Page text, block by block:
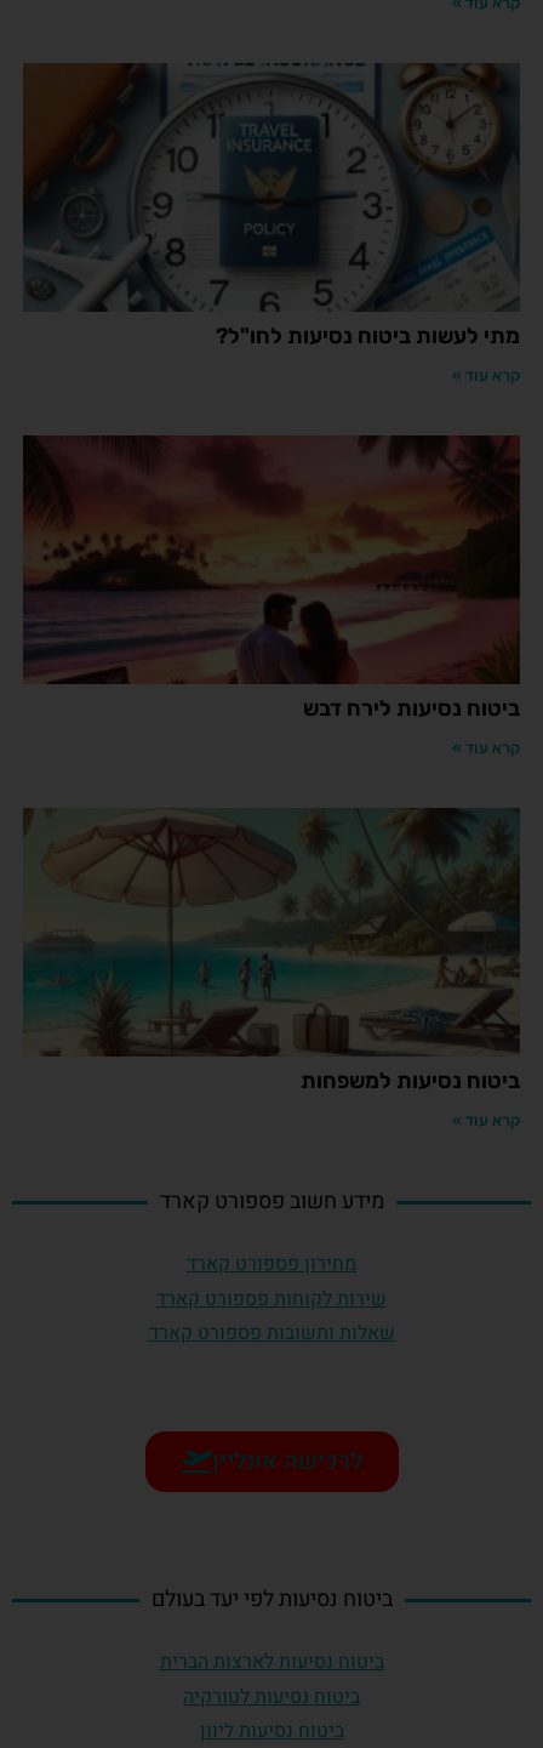
מתי לעשות ביטוח נסיעות לחו"ל?
קרא עוד »
ביטוח נסיעות לירח דבש
קרא עוד »
ביטוח נסיעות למשפחות
קרא עוד »
מידע חשוב פספורט קארד
מחירון פספורט קארד
שירות לקוחות פספורט קארד
שאלות ותשובות פספורט קארד
לרכישה אונליין
ביטוח נסיעות לפי יעד בעולם
ביטוח נסיעות לארצות הברית
ביטוח נסיעות לטורקיה
ביטוח נסיעות ליוון